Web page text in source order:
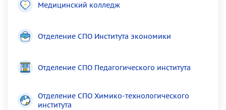
Медицинский колледж
Отделение СПО Института экономики
Отделение СПО Педагогического института
Отделение СПО Химико-технологического
института